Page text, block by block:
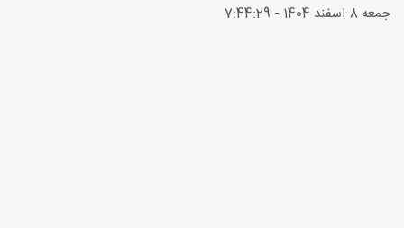
جمعه 8 اسفند 1404 - 7:44:29